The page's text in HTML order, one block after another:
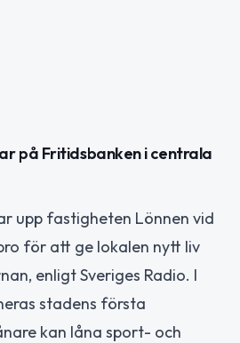
på Fritidsbanken i centrala
upp fastigheten Lönnen vid
för att ge lokalen nytt liv
enligt Sveriges Radio. I
stadens första
kan låna sport- och